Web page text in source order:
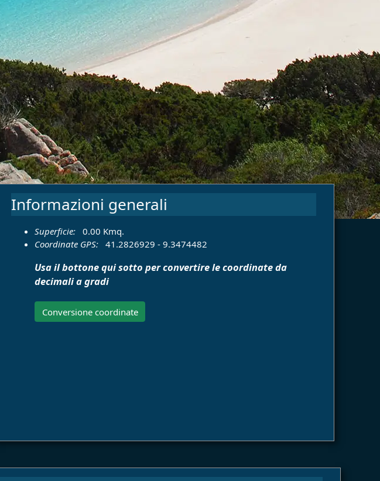
Informazioni generali
Superficie:0.00 Kmq.
Coordinate GPS:41.2826929 - 9.3474482
Usa il bottone qui sotto per convertire le coordinate da
decimali a gradi
Conversione coordinate